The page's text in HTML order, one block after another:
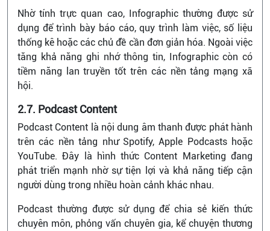
Nhờ tính trực quan cao, Infographic thường được sử
dụng để trình bày báo cáo, quy trình làm việc, số liệu
thống kê hoặc các chủ đề cần đơn giản hóa. Ngoài việc
tăng khả năng ghi nhớ thông tin, Infographic còn có
tiềm năng lan truyền tốt trên các nền tảng mạng xã
hội.
2.7. Podcast Content
Podcast Content là nội dung âm thanh được phát hành
trên các nền tảng như Spotify, Apple Podcasts hoặc
YouTube. Đây là hình thức Content Marketing đang
phát triển mạnh nhờ sự tiện lợi và khả năng tiếp cận
người dùng trong nhiều hoàn cảnh khác nhau.
Podcast thường được sử dụng để chia sẻ kiến thức
chuyên môn, phỏng vấn chuyên gia, kể chuyện thương